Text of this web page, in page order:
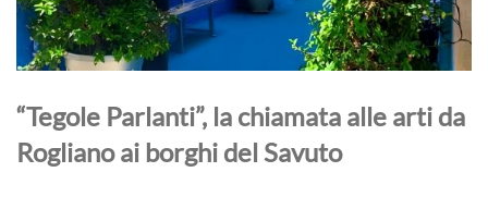
“Tegole Parlanti”, la chiamata alle arti da
Rogliano ai borghi del Savuto